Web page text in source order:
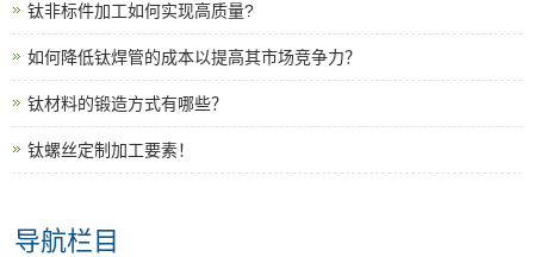
钛非标件加工如何实现高质量?
如何降低钛焊管的成本以提高其市场竞争力？
钛材料的锻造方式有哪些？
钛螺丝定制加工要素！
导航栏目